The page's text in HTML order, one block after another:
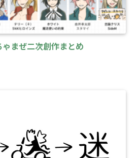
まぜ二次創作まとめ